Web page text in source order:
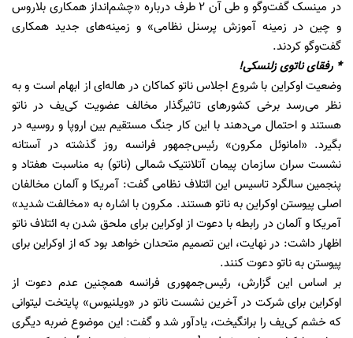
در مینسک گفت‌وگو و طی آن ۲ طرف درباره «چشم‌انداز همکاری بلاروس
و چین در زمینه آموزش پرسنل نظامی» و زمینه‌های جدید همکاری
گفت‌وگو کردند.
* رفقای ناتوی زلنسکی!
وضعیت اوکراین با شروع اجلاس ناتو کماکان در هاله‌ای از ابهام است و به
نظر می‌رسد برخی کشورهای تاثیرگذار مخالف عضویت کی‌یف در ناتو
هستند و احتمال می‌دهند با این کار جنگ مستقیم بین اروپا و روسیه در
بگیرد. «امانوئل مکرون» رئیس‌جمهور فرانسه روز گذشته در آستانه
نشست سران سازمان پیمان آتلانتیک شمالی (ناتو) به مناسبت هفتاد و
پنجمین سالگرد تاسیس این ائتلاف نظامی گفت: آمریکا و آلمان مخالفان
اصلی پیوستن اوکراین به ناتو هستند. مکرون با اشاره به «مخالفت شدید»
آمریکا و آلمان در رابطه با دعوت از اوکراین برای ملحق شدن به ائتلاف ناتو
اظهار داشت: در نهایت، این تصمیم متحدان خواهد بود که از اوکراین برای
پیوستن به ناتو دعوت کنند.
بر اساس این گزارش، رئیس‌جمهوری فرانسه همچنین عدم دعوت از
اوکراین برای شرکت در آخرین نشست ناتو در «ویلنیوس» پایتخت لیتوانی
که خشم کی‌یف را برانگیخت، یادآور شد و گفت: این موضوع ضربه دیگری